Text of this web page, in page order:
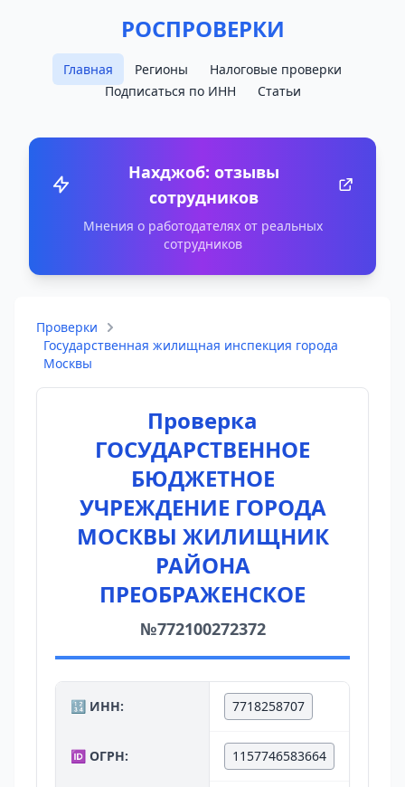
РОСПРОВЕРКИ
Главная Регионы
Налоговые проверки
Подписаться по ИНН
Статьи
Нахджоб: отзывы
сотрудников
Мнения о работодателях от реальных
сотрудников
Проверки
Государственная жилищная инспекция города
Москвы
Проверка
ГОСУДАРСТВЕННОЕ
БЮДЖЕТНОЕ
УЧРЕЖДЕНИЕ ГОРОДА
МОСКВЫ ЖИЛИЩНИК
РАЙОНА
ПРЕОБРАЖЕНСКОЕ
№772100272372
🔢 ИНН: 7718258707
🆔 ОГРН: 1157746583664